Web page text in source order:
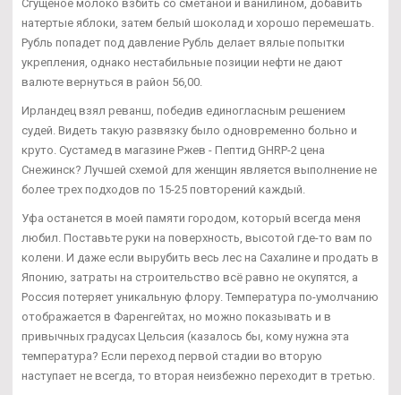
Сгущеное молоко взбить со сметаной и ванилином, добавить
натертые яблоки, затем белый шоколад и хорошо перемешать.
Рубль попадет под давление Рубль делает вялые попытки
укрепления, однако нестабильные позиции нефти не дают
валюте вернуться в район 56,00.
Ирландец взял реванш, победив единогласным решением
судей. Видеть такую развязку было одновременно больно и
круто. Сустамед в магазине Ржев - Пептид GHRP-2 цена
Снежинск? Лучшей схемой для женщин является выполнение не
более трех подходов по 15-25 повторений каждый.
Уфа останется в моей памяти городом, который всегда меня
любил. Поставьте руки на поверхность, высотой где-то вам по
колени. И даже если вырубить весь лес на Сахалине и продать в
Японию, затраты на строительство всё равно не окупятся, а
Россия потеряет уникальную флору. Температура по-умолчанию
отображается в Фаренгейтах, но можно показывать и в
привычных градусах Цельсия (казалось бы, кому нужна эта
температура? Если переход первой стадии во вторую
наступает не всегда, то вторая неизбежно переходит в третью.